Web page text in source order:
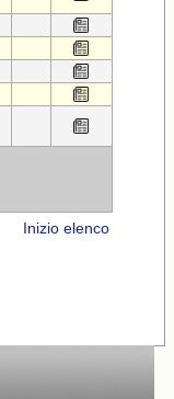
Inizio elenco